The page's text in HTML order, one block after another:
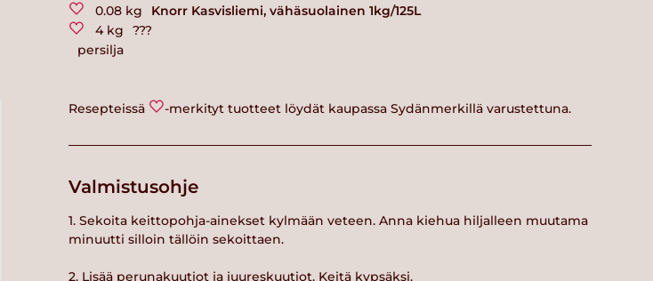
0.08 kg
Knorr Kasvisliemi, vähäsuolainen 1kg/125L
4kg
???
persilja
Resepteissä -merkityt tuotteet löydät kaupassa Sydänmerkillä varustettuna.
Valmistusohje
1. Sekoita keittopohja-ainekset kylmään veteen. Anna kiehua hiljalleen muutama
minuutti silloin tällöin sekoittaen.
2. Lisää perunakuutiot ja juureskuutiot. Keitä kypsäksi.